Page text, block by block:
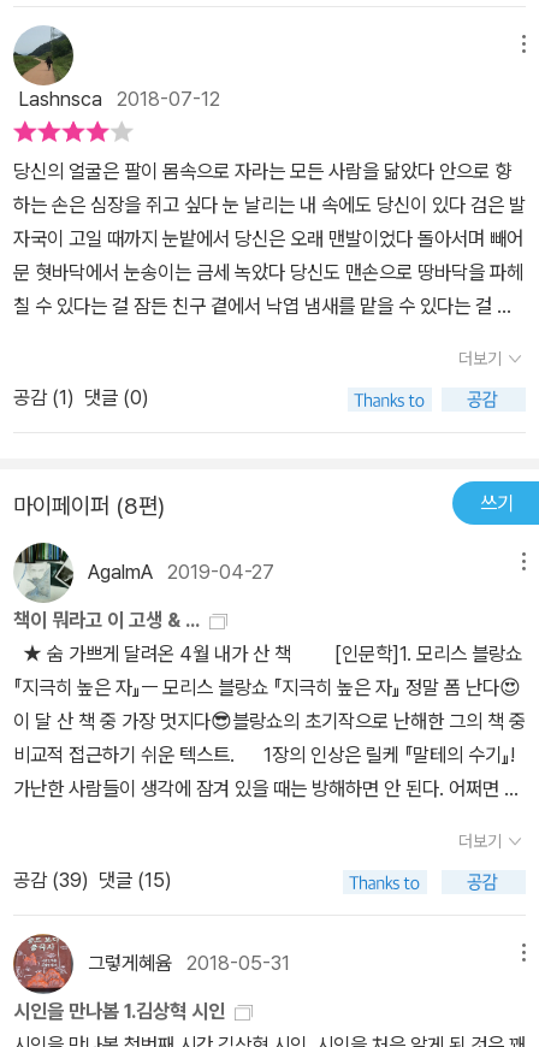
누우면 강함은 너의 침묵 속에 있다. 고요함은 나에게 네가 울고 있을
것 같은 기분을 들게 한다.”(「싸움」) 등에서 볼 수 있는 것처럼, 많은
작품에서 2인칭 ‘너’가 등장하지만, 이것은 일반적인 소통 혹은 대화
가 아니다. 화자인 ‘나’는 말을 건네지만, 청자인 ‘너’는 침묵하기 때문
듯 규정되지 않은 ‘너’는 오직 ‘나’로 인해서 지칭되고 설명된다. 김상
혁의 시에서 느껴지는 폭력성은 이러한 맥락에서 이해될 수 있다. 김
상혁 시의 특징 중 하나는 바로 말투의 특이성이다. 그는 그만의 독특
한 어법을 지녔다. 그의 어법은 문장을 병치하고 충돌시키는 방식을
사용한다. 그의 시는 명확하고 분명하지 않아, 가까이 다가가 읽어 내
기에 결코 쉽지 않은 시임에는 분명하다. 하지만 그 모호함과 불투명
함이 우리에게 거부할 수 없는 매력으로 다가온다. “꼭 시를 써야 하
을 끌어내려는 힘이 보인다.”라는 김기택 시인의 말처럼, 그의 시에는
자신의 근원을 향한 어떤 간절함이 느껴진다. 더듬거리며 끊임없이
우리에게 말을 거는 그의 간절함이 마음에 닿아 감동을 자아낸다. 이
시집에서 또 하나 주목해야 할 것은 바로 ‘엎드림’이라는 행위이다.
‘엎드림’이라는 자세는 지극히 성(性)적이며, 성(聖)적이다. 신성모
독과 신앙의 충돌이 매우 기묘한 긴장감을 만들어 낸다. 그의 시에서
끊임없이 반복되는 성행위는 마치 기도를 연상시킨다. “엎드리는 건
오직 은밀한 조립을 위한 자세일 것”(「조립의 방」)에서 엎드리는 자
세는 전혀 새로운 세계를 만들어 나가는 것이다. 그 동작에서 숭고와
비밀과 기쁨과 고통과 빛과 그늘이, 거대해지는 느낌과 한없이 작아
지는 느낌이 얽히며 전율한다. “여자들은 밤새 고깔을 다리며/ 이 집
“여자들만 남은 가정에서는 흔히 작은 슬픔 같은 건 금지되곤 한
다”(?학생의 꽃?)처럼, 김상혁의 시에서 ‘슬픔’은 표출되어서는 안
되는 금지와 억압의 형상으로 나타난다. 그는 “이 집에서 슬픔은 안
된다.”라고 금지하며, 우리에게 슬픔을 허락하지 않는다. 나의 슬픔을
이해하는 척하는 거짓 공감들, 거짓 위로에 지칠 대로 지친 우리는 그
고 ‘슬픔’이 무엇을 나타내는가 하고 한참 생각해 보았습니다만, 아무
래도 ‘수수한 사람들 여느 살림집’이나 ‘낮고 작은 자리에서 조용히 살
아가는 사람·시골에서 풀꽃나무를 사랑하며 지내는 사람이 마주하는
슬픔’하고는 멀구나 싶습니다. 온갖 사람이 있기 마련이니 마치 자랑
이나 하듯 밤새 집 안팎으로 환하게 불빛을 밝히는 집이 있고, 해가 저
물면 불을 켜더라도 가볍게 켤 뿐 일찌감치 하루를 마감하고 아이들
하고 새근새근 꿈나라로 가는 집이 있어요. 눈이 부시게 불빛을 밝히
는 삶을 누린다면, 이러한 삶대로 글을 씁니다. 서울스럽겠지요. 해가
지면 굳이 불을 켜지 않거나 ‘백열전구’를 살짝 켜고서 별빛을 누리는
삶이라면, 이 삶결대로 글을 씁니다.ㅅㄴㄹ그러니까 말할 수 없었다 /
왜 그런 것인지 대답할 수 없는 슬픔은 / 금지되곤 햇다 내가 치마를
입고 죽어 있다 해도 / 집에서 불쌍해지는 건 내가 아니었다 / 그건 이
악취 나는 물이 좋아 당신이 너무 좋아 글로벌한 당신 유니크한 당신
아무리 밀어 넣어도 닿지 않는 당신 너덜너덜하고 변형되는 당신이
좋아 (당신 같은 작품/78쪽)
Lashnsca 2018-07-12
당신의 얼굴은 팔이 몸속으로 자라는 모든 사람을 닮았다 안으로 향
하는 손은 심장을 쥐고 싶다 눈 날리는 내 속에도 당신이 있다 검은 발
자국이 고일 때까지 눈밭에서 당신은 오래 맨발이었다 돌아서며 빼어
문 혓바닥에서 눈송이는 금세 녹았다 당신도 맨손으로 땅바닥을 파헤
칠 수 있다는 걸 잠든 친구 곁에서 낙엽 냄새를 맡을 수 있다는 걸 나
그대로 더운 무덤에서 걸어 나갔는가 입구를 막았던 바위가 식으면
당신은 나를 만나는가 내가 화분에 키우는 유령들도 당신과 함께 빵
을 뜯고 싶다 중심을 만지지 않아도 뜨거운 몸을 뒤집어쓰고 소원해
해 샐비어를 빠는 새벽 나는 언덕길에서 만진 당신의 등뼈를 기억한
다 늘어진 살가죽 아래서 그것들은 꼭 등을 찢고 나오려는 손톱처럼
보였다 단 한 번 당신이 물었을 이방인 여자의 유두처럼 보였다- 헌
사, 전문죽은 자에게 말을 거는 산자의 운명, 거창하지 않은 삶을 거창
하지 않게 이야기해야 하는 방법적 글쓰기. 인간이 신을 만들었다. 기
록은 다른 기억을 낳는다. 모르고 싶었지만, 본디부터 내재되어 있던
고통의 붉은 기억을 부여잡고 흐느낀다
더보기
공감 (1) 댓글 (0)
마이페이퍼 (8편) 쓰기
AgalmA 2019-04-27
책이 뭐라고 이 고생 & ...
★ 숨 가쁘게 달려온 4월 내가 산 책​ [인문학]1. 모리스 블랑쇼
『지극히 높은 자』ㅡ 모리스 블랑쇼 『지극히 높은 자』 정말 폼 난다😍
이 달 산 책 중 가장 멋지다😎블랑쇼의 초기작으로 난해한 그의 책 중
비교적 접근하기 쉬운 텍스트. 1장의 인상은 릴케 『말테의 수기』!
가난한 사람들이 생각에 잠겨 있을 때는 방해하면 안 된다. 어쩌면 그
텅 비어 있었다. 거리의 공허는 심심하던 차에 내 발밑의 걸음걸이를
낚아채더니 이리저리 다니며, 나막신을 신었을 때처럼 또각또각 소리
를 냈다. 그 여인은 화들짝 놀라며 얼굴을 손에서 떼어 냈는데, 그 동
작이 얼마나 빠르고 급했던지, 그녀의 얼굴이 두 손 안에 그대로 남아
있었다. 나는 그녀의 얼굴이 그 안에 들어 있는 것을 보았다. 그 움푹
한 형태를. 시선을 그 두 손에만 두고, 거기서 떨어져 나간 것은 보지
더보기
공감 (39) 댓글 (15)
그렇게혜윰 2018-05-31
시인을 만나봄 1.김상혁 시인